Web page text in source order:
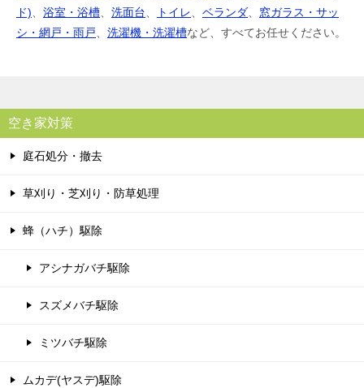
ド)、 浴室・浴槽、 洗面台、 トイレ、 ベランダ、 窓ガラス・サッ
シ・網戸・雨戸、 洗濯機・洗濯槽など、すべてお任せください。
空き家対策
庭石処分・撤去
草刈り・芝刈り・防草処理
蜂（ハチ）駆除
アシナガバチ駆除
スズメバチ駆除
ミツバチ駆除
ムカデ(ヤスデ)駆除